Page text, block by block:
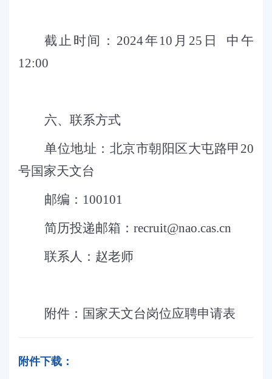
截止时间 ： 2024年 10 月 25 日
中午
12:00
六、 联系方式
单位地址：北京市朝阳区大屯路甲 20
号国家天文台
邮编： 100101
简历投递邮箱： recruit@nao.cas.cn
联系人： 赵老师
附件：国家天文台岗位应聘申请表
附件下载：